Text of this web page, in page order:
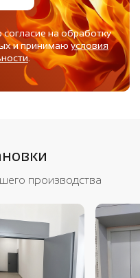
на обработку
и принимаюусловия
.
производства